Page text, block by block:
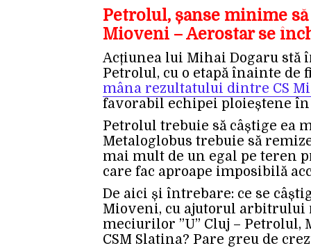
Petrolul, șanse minime
Mioveni – Aerostar se
Acțiunea lui Mihai Dogaru stă
Petrolul, cu o etapă înainte
mâna rezultatului dintre CS
favorabil echipei ploieștene în
Petrolul trebuie să câștige ea
Metaloglobus trebuie să
mai mult de un egal pe teren
care fac aproape imposibilă
De aici și întrebare: ce se
Mioveni, cu ajutorul arbitrului
meciurilor ”U” Cluj – Petrolul,
CSM Slatina? Pare greu de